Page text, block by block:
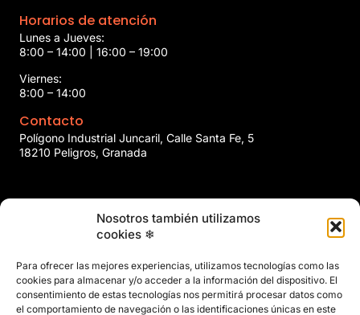
Nosotros también utilizamos
cookies ❄
Para ofrecer las mejores experiencias, utilizamos tecnologías como las
cookies para almacenar y/o acceder a la información del dispositivo. El
consentimiento de estas tecnologías nos permitirá procesar datos como
el comportamiento de navegación o las identificaciones únicas en este
Horarios de atención
Lunes a Jueves:
8:00 – 14:00 | 16:00 – 19:00
Viernes:
8:00 – 14:00
Contacto
Polígono Industrial Juncaril, Calle Santa Fe, 5
18210 Peligros, Granada
marin@marinclimatizacion.com
el Trabajo
Aviso Legal
Privacidad